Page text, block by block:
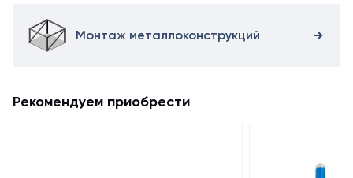
Монтаж металлоконструкций
Рекомендуем приобрести